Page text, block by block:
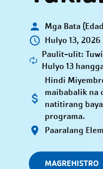
Mga Bata
Hulyo 13,
Paulit-ulit:
Hulyo 13
Hindi
maibabalik na
natitirang
programa.
Paaralang
MAGREHISTRO